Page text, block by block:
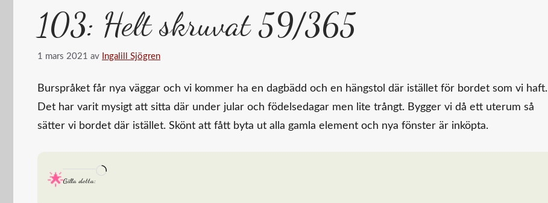
103: Helt skruvat 59/365
1 mars 2021 av Ingalill Sjögren
Burspråket får nya väggar och vi kommer ha en dagbädd och en hängstol där istället för bordet som vi haft.
Det har varit mysigt att sitta där under jular och födelsedagar men lite trångt. Bygger vi då ett uterum så
sätter vi bordet där istället. Skönt att fått byta ut alla gamla element och nya fönster är inköpta.
Gilla detta:
Laddar